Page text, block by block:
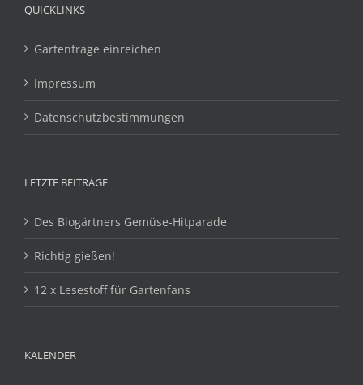
QUICKLINKS
Gartenfrage einreichen
Impressum
Datenschutzbestimmungen
LETZTE BEITRÄGE
Des Biogärtners Gemüse-Hitparade
Richtig gießen!
12 x Lesestoff für Gartenfans
KALENDER